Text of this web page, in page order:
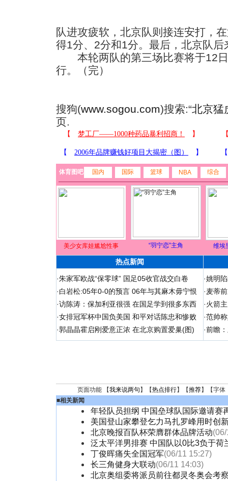
队进攻疲软，北京队则接连安打，
得1分、2分和1分。最后，北京队
本轮两队的第三场比赛将于12日
行。（完）
搜狗(www.sogou.com)搜索:“北京猛
页.
体育图吧 国内 国际 篮球 NBA 综合
美少女库娃尴尬性事 “羽宁恋”主角 维埃
热点新闻
·朱家军欧战“保零球” 国足05收官战交白卷
·白岩松:05年0-0的预言 06年与其麻木毋宁恨
·访陈涛：保加利亚很强 在国足学到很多东西
·女排冠军杯中国负美国 和平对话陈忠和惨败
·郭晶晶霍启刚爱意正浓 在北京购置爱巢(图)
·姚明
·麦蒂
·火箭
·范帅
·前瞻
页面功能 【我来说两句 】【热点排行】【推荐】【字体
■相关新闻
年轻队员担纲 中国垒球队国际邀请赛
美国登山家攀登乞力马扎罗峰用时创
北京晚报百队杯荣膺群体品牌活动
泛太平洋男排赛 中国队以0比3负于荷
丁俊晖痛失全国冠军(06/11 15:27)
长三角健身大联动(06/11 14:03)
北京奥组委将派员前往都灵冬奥会考